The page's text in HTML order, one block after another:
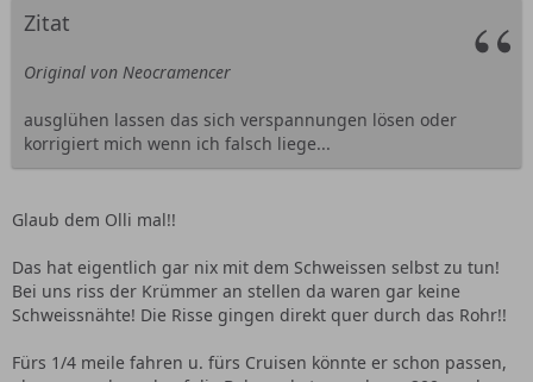
Zitat
Original von Neocramencer
ausglühen lassen das sich verspannungen lösen oder
korrigiert mich wenn ich falsch liege...
Glaub dem Olli mal!!
Das hat eigentlich gar nix mit dem Schweissen selbst zu tun!
Bei uns riss der Krümmer an stellen da waren gar keine
Schweissnähte! Die Risse gingen direkt quer durch das Rohr!!
Fürs 1/4 meile fahren u. fürs Cruisen könnte er schon passen,